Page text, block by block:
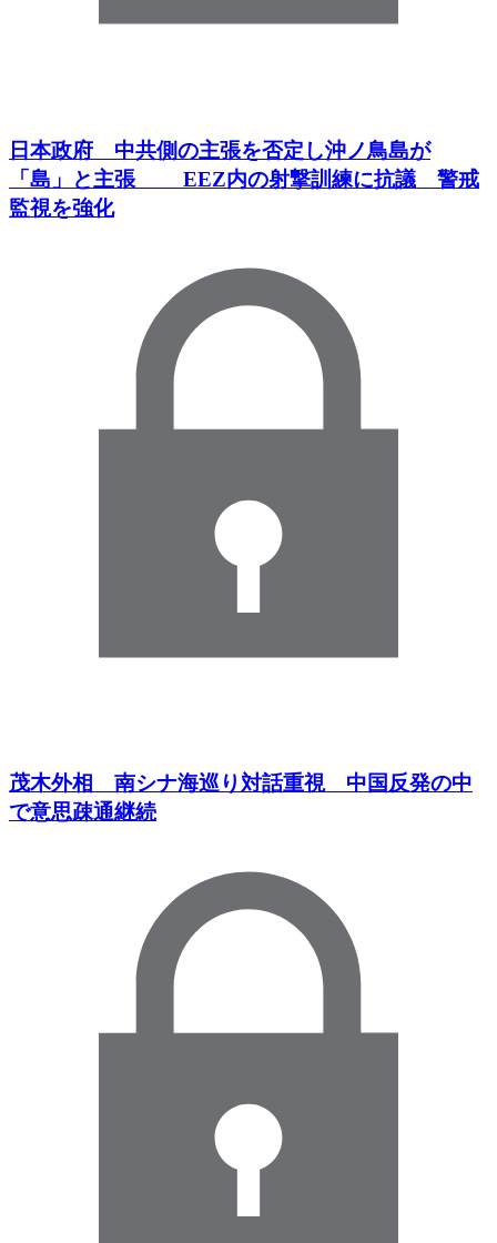
日本政府 中共側の主張を否定し沖ノ鳥島が
「島」と主張 EEZ内の射撃訓練に抗議 警戒
監視を強化
茂木外相 南シナ海巡り対話重視 中国反発の中
で意思疎通継続